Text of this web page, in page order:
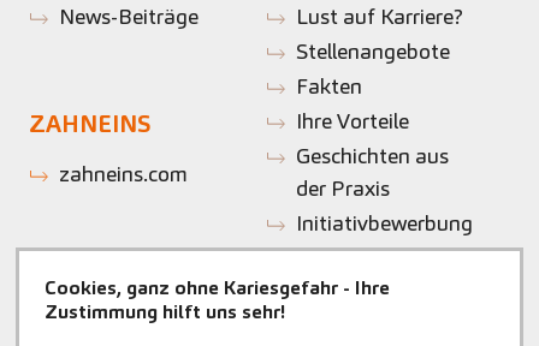
News-Beiträge
Lust auf Karriere?
Stellenangebote
Fakten
Ihre Vorteile
Geschichten aus
der Praxis
Initiativbewerbung
ZAHNEINS
zahneins.com
Cookies, ganz ohne Kariesgefahr - Ihre
Zustimmung hilft uns sehr!